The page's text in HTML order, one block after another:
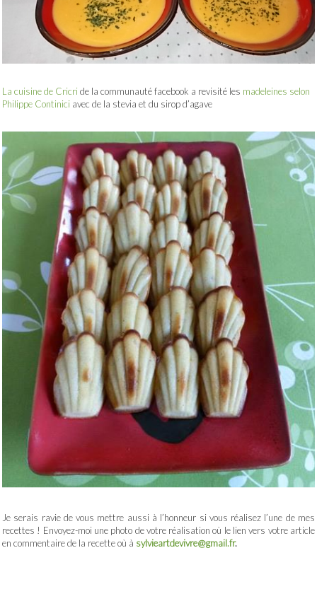
La cuisine de Cricri de la communauté facebook a revisité les madeleines selon
Philippe Continici avec de la stevia et du sirop d’agave
Je serais ravie de vous mettre aussi à l’honneur si vous réalisez l’une de mes
recettes ! Envoyez-moi une photo de votre réalisation où le lien vers votre article
en commentaire de la recette où à sylvieartdevivre@gmail.fr.